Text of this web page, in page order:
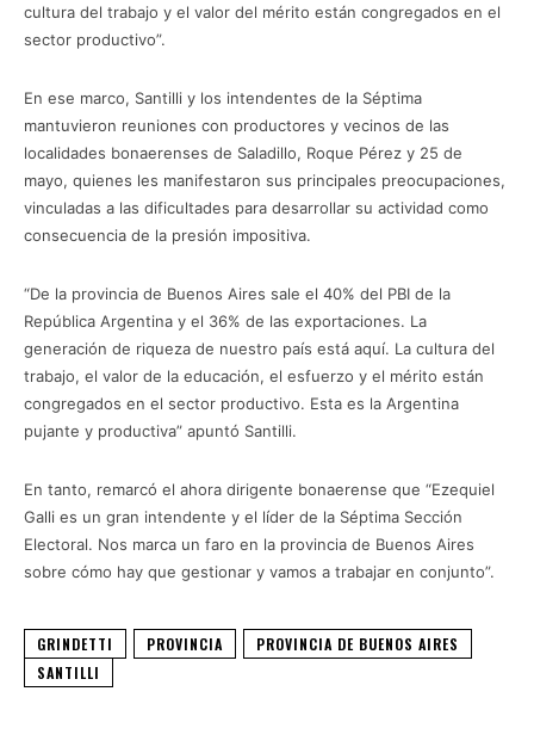
cultura del trabajo y el valor del mérito están congregados en el
sector productivo”.
En ese marco, Santilli y los intendentes de la Séptima
mantuvieron reuniones con productores y vecinos de las
localidades bonaerenses de Saladillo, Roque Pérez y 25 de
mayo, quienes les manifestaron sus principales preocupaciones,
vinculadas a las dificultades para desarrollar su actividad como
consecuencia de la presión impositiva.
“De la provincia de Buenos Aires sale el 40% del PBI de la
República Argentina y el 36% de las exportaciones. La
generación de riqueza de nuestro país está aquí. La cultura del
trabajo, el valor de la educación, el esfuerzo y el mérito están
congregados en el sector productivo. Esta es la Argentina
pujante y productiva” apuntó Santilli.
En tanto, remarcó el ahora dirigente bonaerense que “Ezequiel
Galli es un gran intendente y el líder de la Séptima Sección
Electoral. Nos marca un faro en la provincia de Buenos Aires
sobre cómo hay que gestionar y vamos a trabajar en conjunto”.
GRINDETTI PROVINCIA
PROVINCIA DE BUENOS AIRES
SANTILLI